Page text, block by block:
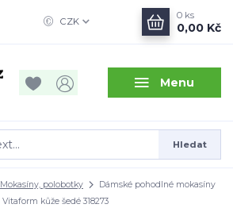
Menu
CZK
Hledat
0 ks
0,00 Kč
Mokasíny, polobotky
Dámské pohodlné mokasíny
Vitaform kůže šedé 318273